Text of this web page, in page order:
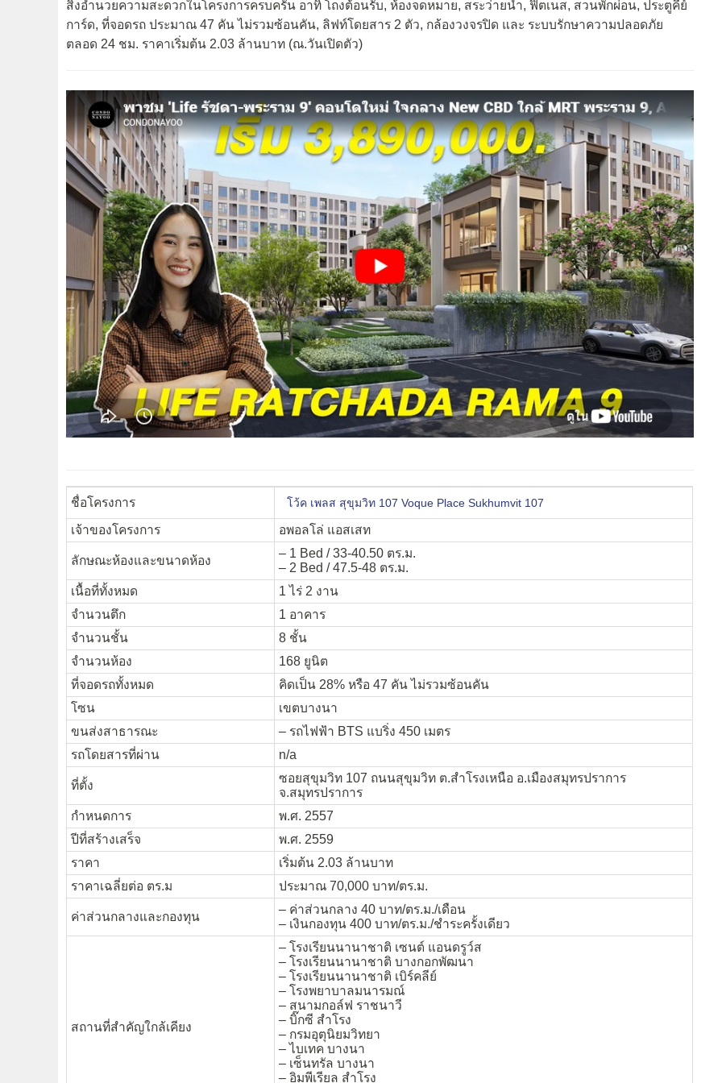
สิ่งอำนวยความสะดวกในโครงการครบครัน อาทิ โถงต้อนรับ, ห้องจดหมาย, สระว่ายน้ำ, ฟิตเนส, สวนพักผ่อน, ประตูคีย์
การ์ด, ที่จอดรถ ประมาณ 47 คัน ไม่รวมซ้อนคัน, ลิฟท์โดยสาร 2 ตัว, กล้องวงจรปิด และ ระบบรักษาความปลอดภัย
ตลอด 24 ชม. ราคาเริ่มต้น 2.03 ล้านบาท (ณ.วันเปิดตัว)
ชื่อโครงการ โว้ค เพลส สุขุมวิท 107 Voque Place Sukhumvit 107
เจ้าของโครงการ อพอลโล่ แอสเสท
ลักษณะห้องและขนาดห้อง
– 1 Bed / 33-40.50 ตร.ม.
– 2 Bed / 47.5-48 ตร.ม.
เนื้อที่ทั้งหมด
1 ไร่ 2 งาน
จำนวนตึก
1 อาคาร
จำนวนชั้น
8 ชั้น
จำนวนห้อง
168 ยูนิต
ที่จอดรถทั้งหมด
คิดเป็น 28% หรือ 47 คัน ไม่รวมซ้อนคัน
โซน
เขตบางนา
ขนส่งสาธารณะ
– รถไฟฟ้า BTS แบริ่ง 450 เมตร
รถโดยสารที่ผ่าน
n/a
ที่ตั้ง
ซอยสุขุมวิท 107 ถนนสุขุมวิท ต.สำโรงเหนือ อ.เมืองสมุทรปราการ
จ.สมุทรปราการ
กำหนดการ
พ.ศ. 2557
ปีที่สร้างเสร็จ
พ.ศ. 2559
ราคา
เริ่มต้น 2.03 ล้านบาท
ราคาเฉลี่ยต่อ ตร.ม
ประมาณ 70,000 บาท/ตร.ม.
ค่าส่วนกลางและกองทุน
– ค่าส่วนกลาง 40 บาท/ตร.ม./เดือน
– เงินกองทุน 400 บาท/ตร.ม./ชำระครั้งเดียว
สถานที่สำคัญใกล้เคียง
– โรงเรียนนานาชาติ เซนต์ แอนดรูว์ส
– โรงเรียนนานาชาติ บางกอกพัฒนา
– โรงเรียนนานาชาติ เบิร์คลีย์
– โรงพยาบาลมนารมณ์
– สนามกอล์ฟ ราชนาวี
– บิ๊กซี สำโรง
– กรมอุตุนิยมวิทยา
– ไบเทค บางนา
– เซ็นทรัล บางนา
– อิมพีเรียล สำโรง